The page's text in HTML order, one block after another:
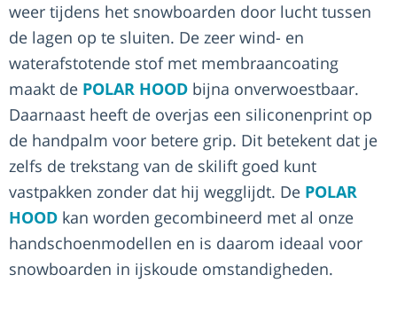
weer tijdens het snowboarden door lucht tussen
de lagen op te sluiten. De zeer wind- en
waterafstotende stof met membraancoating
maakt de POLAR HOOD bijna onverwoestbaar.
Daarnaast heeft de overjas een siliconenprint op
de handpalm voor betere grip. Dit betekent dat je
zelfs de trekstang van de skilift goed kunt
vastpakken zonder dat hij wegglijdt. De POLAR
HOOD kan worden gecombineerd met al onze
handschoenmodellen en is daarom ideaal voor
snowboarden in ijskoude omstandigheden.